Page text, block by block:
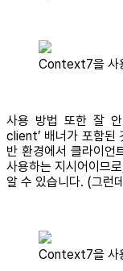
Context7을 사
사용 방법 또한 잘
client’ 배너가 포함된
반 환경에서 클라이
사용하는 지시어이므
알 수 있습니다. (그런
Context7을 사